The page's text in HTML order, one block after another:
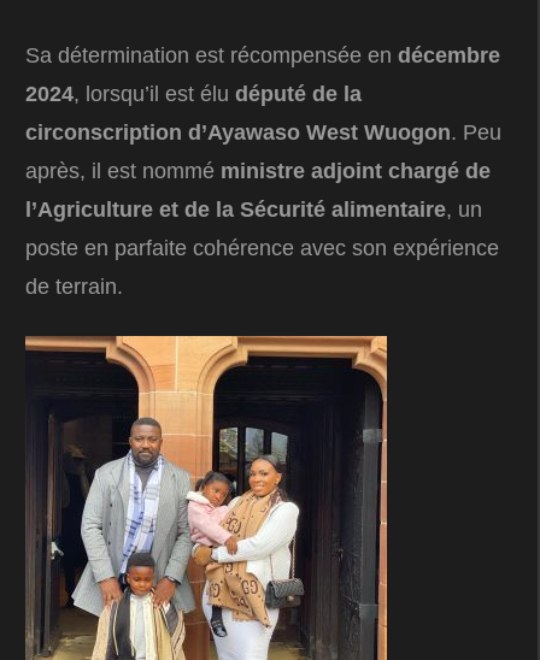
Sa détermination est récompensée en décembre
2024, lorsqu’il est élu député de la
circonscription d’Ayawaso West Wuogon. Peu
après, il est nommé ministre adjoint chargé de
l’Agriculture et de la Sécurité alimentaire, un
poste en parfaite cohérence avec son expérience
de terrain.